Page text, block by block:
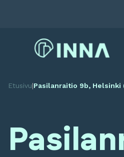
Etusivu|Pasilanraitio 9b, Helsinki